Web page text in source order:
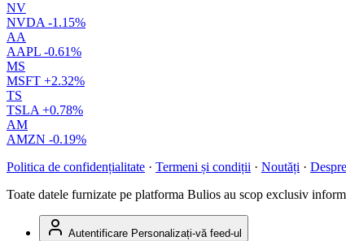
NV
NVDA -1.15%
AA
AAPL -0.61%
MS
MSFT +2.32%
TS
TSLA +0.78%
AM
AMZN -0.19%
Politica de confidențialitate · Termeni și condiții · Noutăți · Despre
Toate datele furnizate pe platforma Bulios au scop exclusiv
Autentificare Personalizați-vă feed-ul